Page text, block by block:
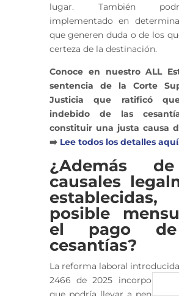
lugar. También
implementado en
que generen duda o de los
certeza de la destinación.
Conoce en nuestro ALL
sentencia de la Corte
Justicia que ratificó
indebido de las
constituir una justa causa
➡️ Lee todos los detalles
¿Además
causales
posible
el pago
cesantías?
La reforma laboral
2466 de 2025 incorporó